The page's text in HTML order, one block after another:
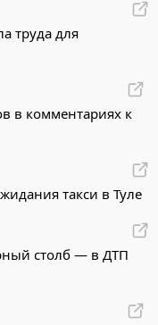
труда для
в комментариях к
такси в Туле
столб — в ДТП